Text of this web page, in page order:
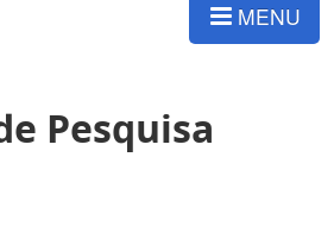
MENU
Pesquisa